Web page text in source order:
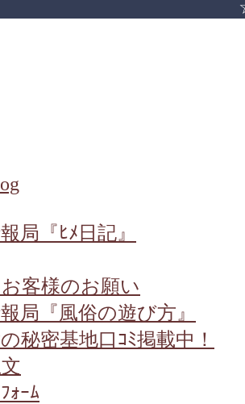
局『ﾋﾒ日記』
客様のお願い
局『風俗の遊び方』
秘密基地口ｺﾐ掲載中！
ｫｰﾑ